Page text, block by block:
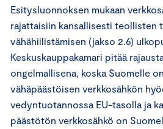
Esitysluonnoksen mukaan
rajattaisiin kansallisesti teollisten
vähähiilistämisen (jakso 2.6)
Keskuskauppakamari pitää
ongelmallisena, koska Suomelle
vähäpäästöisen verkkosähkön
vedyntuotannossa EU-tasolla ja
päästötön verkkosähkö on